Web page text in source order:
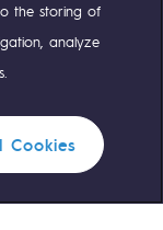
Linkedin
Compte Youtube
the storing of
analyze
Cookies